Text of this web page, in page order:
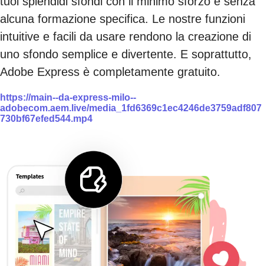
alcuna formazione specifica. Le nostre funzioni
intuitive e facili da usare rendono la creazione di
uno sfondo semplice e divertente. E soprattutto,
Adobe Express è completamente gratuito.
https://main--da-express-milo--
adobecom.aem.live/media_1fd6369c1ec4246de3759adf807
730bf67efed544.mp4